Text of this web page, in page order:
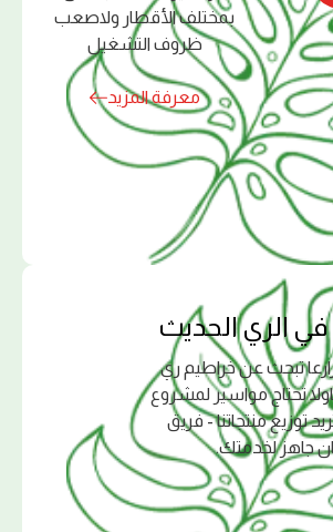
بمختلف الأقطار ولاصعب
ظروف التشغيل
معرفة المزيد
اﻟﺮي اﻟﺤﺪﻳﺚ
تبحث عن خراطيم ري
تحتاج مواسير لمشروع
توزيع منتجاتنا - فريق
جاهز لخدمتك.